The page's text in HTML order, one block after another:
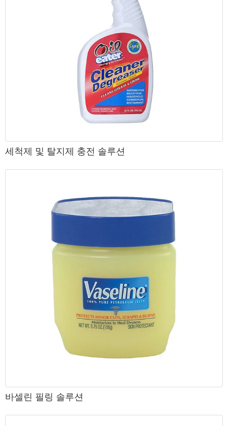
세척제 및 탈지제 충전 솔루션
바셀린 필링 솔루션